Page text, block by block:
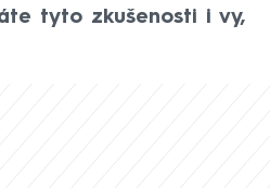
tyto zkušenosti i vy,